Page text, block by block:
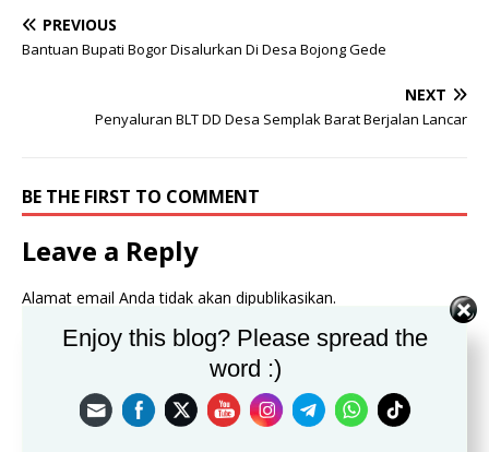
PREVIOUS
Bantuan Bupati Bogor Disalurkan Di Desa Bojong Gede
NEXT
Penyaluran BLT DD Desa Semplak Barat Berjalan Lancar
BE THE FIRST TO COMMENT
Leave a Reply
Alamat email Anda tidak akan dipublikasikan.
KomentarEnjoy this blog? Please spread the
word :)